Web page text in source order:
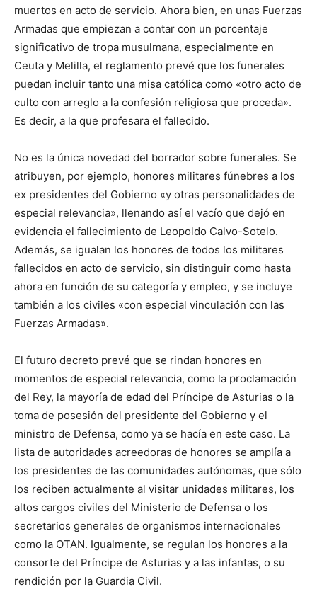
muertos en acto de servicio. Ahora bien, en unas Fuerzas
Armadas que empiezan a contar con un porcentaje
significativo de tropa musulmana, especialmente en
Ceuta y Melilla, el reglamento prevé que los funerales
puedan incluir tanto una misa católica como «otro acto de
culto con arreglo a la confesión religiosa que proceda».
Es decir, a la que profesara el fallecido.
No es la única novedad del borrador sobre funerales. Se
atribuyen, por ejemplo, honores militares fúnebres a los
ex presidentes del Gobierno «y otras personalidades de
especial relevancia», llenando así el vacío que dejó en
evidencia el fallecimiento de Leopoldo Calvo-Sotelo.
Además, se igualan los honores de todos los militares
fallecidos en acto de servicio, sin distinguir como hasta
ahora en función de su categoría y empleo, y se incluye
también a los civiles «con especial vinculación con las
Fuerzas Armadas».
El futuro decreto prevé que se rindan honores en
momentos de especial relevancia, como la proclamación
del Rey, la mayoría de edad del Príncipe de Asturias o la
toma de posesión del presidente del Gobierno y el
ministro de Defensa, como ya se hacía en este caso. La
lista de autoridades acreedoras de honores se amplía a
los presidentes de las comunidades autónomas, que sólo
los reciben actualmente al visitar unidades militares, los
altos cargos civiles del Ministerio de Defensa o los
secretarios generales de organismos internacionales
como la OTAN. Igualmente, se regulan los honores a la
consorte del Príncipe de Asturias y a las infantas, o su
rendición por la Guardia Civil.